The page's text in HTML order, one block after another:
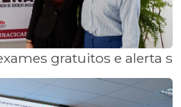
gratuitos e alerta